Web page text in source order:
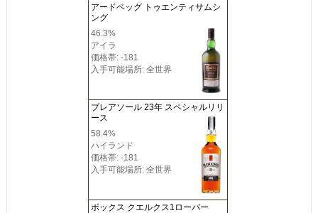
アードベッグ トゥエンティサムシ
ング
46.3%
アイラ
価格帯: -181
入手可能場所: 全世界
ブレアソール 23年 スペシャルリリ
ース
58.4%
ハイランド
価格帯: -181
入手可能場所: 全世界
ボックス クエルクス1ローバー